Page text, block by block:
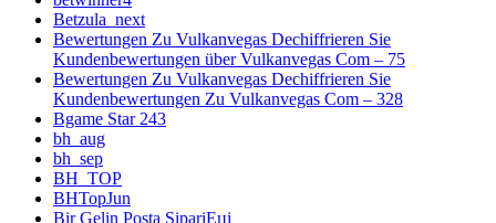
Betzula_next
Bewertungen Zu Vulkanvegas Dechiffrieren Sie
Kundenbewertungen über Vulkanvegas Com – 75
Bewertungen Zu Vulkanvegas Dechiffrieren Sie
Kundenbewertungen Zu Vulkanvegas Com – 328
Bgame Star 243
bh_aug
bh_sep
BH_TOP
BHTopJun
Bir Gelin Posta SipariЕџi